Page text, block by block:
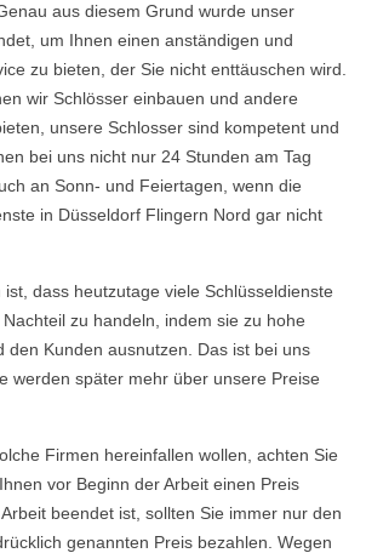
aus diesem Grund wurde unser
um Ihnen einen anständigen und
zu bieten, der Sie nicht enttäuschen wird.
wir Schlösser einbauen und andere
unsere Schlosser sind kompetent und
bei uns nicht nur 24 Stunden am Tag
an Sonn- und Feiertagen, wenn die
in Düsseldorf Flingern Nord gar nicht
dass heutzutage viele Schlüsseldienste
zu handeln, indem sie zu hohe
den Kunden ausnutzen. Das ist bei uns
werden später mehr über unsere Preise
Firmen hereinfallen wollen, achten Sie
vor Beginn der Arbeit einen Preis
beendet ist, sollten Sie immer nur den
genannten Preis bezahlen. Wegen